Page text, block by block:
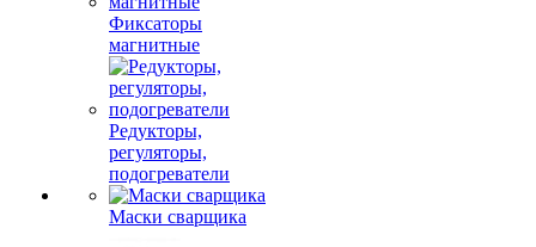
Фиксаторы
магнитные
Редукторы,
регуляторы,
подогреватели
Маски сварщика